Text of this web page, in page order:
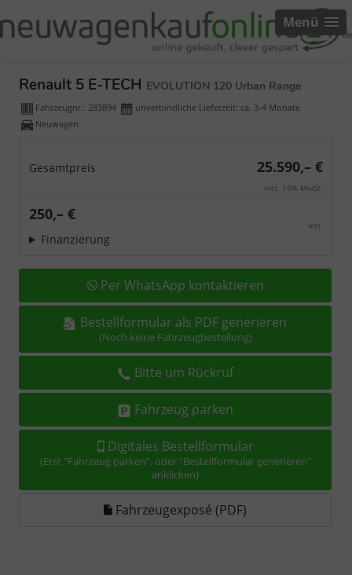
Menü
Renault 5 E-TECH EVOLUTION 120 Urban Range
Fahrzeugnr.: 283894
unverbindliche Lieferzeit: ca. 3-4 Monate
Neuwagen
Gesamtpreis 25.590,– €
incl. 19% MwSt.
250,– €
mtl.
Finanzierung
Per WhatsApp kontaktieren
Bestellformular als PDF generieren
(Noch keine Fahrzeugbestellung)
Bitte um Rückruf
Fahrzeug parken
Digitales Bestellformular
(Erst "Fahrzeug parken", oder "Bestellformular generieren"
anklicken)
Fahrzeugexposé (PDF)